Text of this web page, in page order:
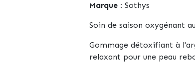
Marque : Sothys
Soin de saison oxygénant
Gommage détoxifiant à
relaxant pour une peau